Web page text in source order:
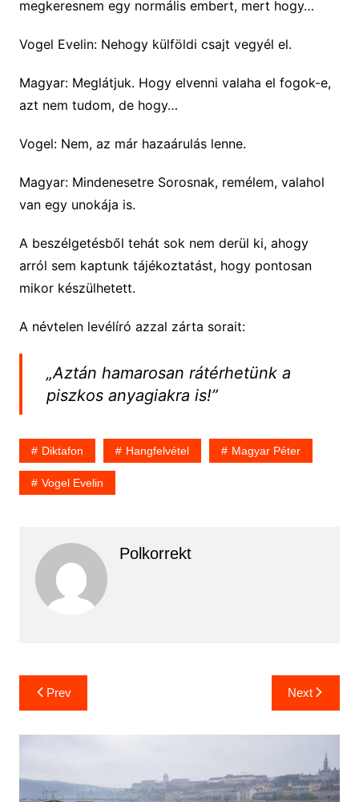
megkeresnem egy normális embert, mert hogy…
Vogel Evelin: Nehogy külföldi csajt vegyél el.
Magyar: Meglátjuk. Hogy elvenni valaha el fogok-e,
azt nem tudom, de hogy…
Vogel: Nem, az már hazaárulás lenne.
Magyar: Mindenesetre Sorosnak, remélem, valahol
van egy unokája is.
A beszélgetésből tehát sok nem derül ki, ahogy
arról sem kaptunk tájékoztatást, hogy pontosan
mikor készülhetett.
A névtelen levélíró azzal zárta sorait:
„Aztán hamarosan rátérhetünk a
piszkos anyagiakra is!”
Diktafon Hangfelvétel Magyar Péter
Vogel Evelin
Polkorrekt
Bejegyzés
navigáció
Prev Next